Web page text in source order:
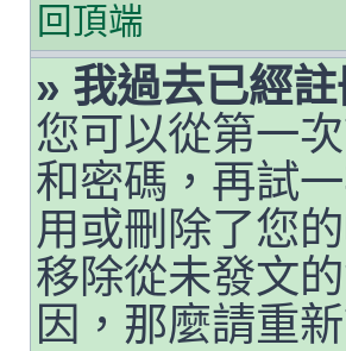
回頂端
» 我過去已經
您可以從第一
和密碼，再試
用或刪除了您
移除從未發文
因，那麼請重